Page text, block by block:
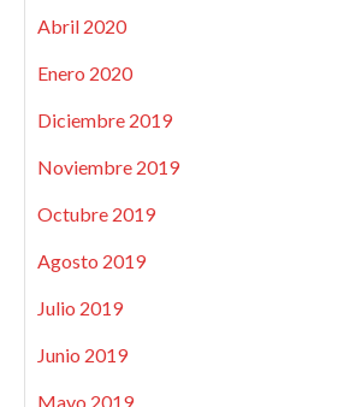
Abril 2020
Enero 2020
Diciembre 2019
Noviembre 2019
Octubre 2019
Agosto 2019
Julio 2019
Junio 2019
Mayo 2019